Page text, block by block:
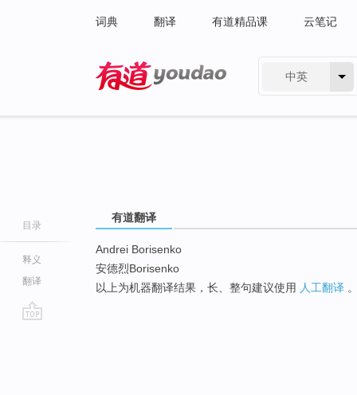
词典 翻译 有道精品课 云笔记
中英
目录
释义
翻译
有道翻译
Andrei Borisenko
安德烈Borisenko
以上为机器翻译结果，长、整句建议使用 人工翻译